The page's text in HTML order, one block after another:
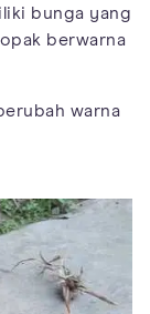
bunga yang
berwarna
warna